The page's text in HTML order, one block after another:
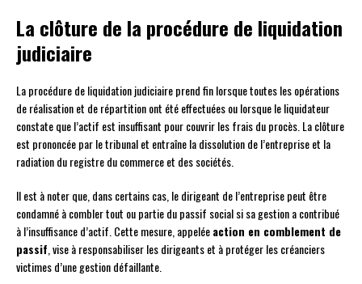
La clôture de la procédure de liquidation
judiciaire
La procédure de liquidation judiciaire prend fin lorsque toutes les opérations
de réalisation et de répartition ont été effectuées ou lorsque le liquidateur
constate que l’actif est insuffisant pour couvrir les frais du procès. La clôture
est prononcée par le tribunal et entraîne la dissolution de l’entreprise et la
radiation du registre du commerce et des sociétés.
Il est à noter que, dans certains cas, le dirigeant de l’entreprise peut être
condamné à combler tout ou partie du passif social si sa gestion a contribué
à l’insuffisance d’actif. Cette mesure, appeléeaction en comblement de
passif, vise à responsabiliser les dirigeants et à protéger les créanciers
victimes d’une gestion défaillante.